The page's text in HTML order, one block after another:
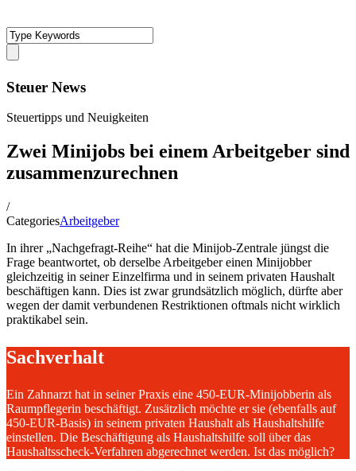
Steuer News
Steuertipps und Neuigkeiten
Zwei Minijobs bei einem Arbeitgeber sind
zusammenzurechnen
/
CategoriesArbeitgeber
In ihrer „Nachgefragt-Reihe“ hat die Minijob-Zentrale jüngst die
Frage beantwortet, ob derselbe Arbeitgeber einen Minijobber
gleichzeitig in seiner Einzelfirma und in seinem privaten Haushalt
beschäftigen kann. Dies ist zwar grundsätzlich möglich, dürfte aber
wegen der damit verbundenen Restriktionen oftmals nicht wirklich
praktikabel sein.
Sachverhalt
Ein Zahnarzt hat in seiner Praxis eine 450-EUR-Minijobberin als
Raumpflegerin beschäftigt. Zusätzlich möchte er sie (ebenfalls auf
450-EUR-Basis) in seinem privaten Haushalt als Haushaltshilfe
einstellen. Die Beschäftigung als Haushaltshilfe soll über das
Haushaltsscheck-Verfahren abgerechnet werden. Ist das möglich?